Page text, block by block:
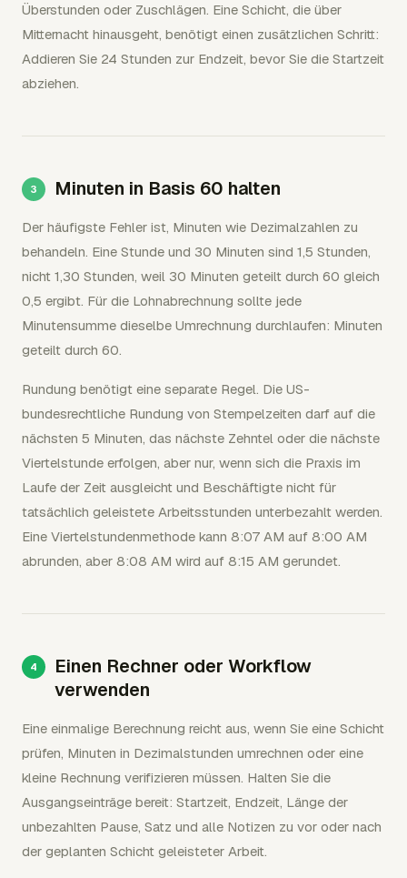
Überstunden oder Zuschlägen. Eine Schicht, die über
Mitternacht hinausgeht, benötigt einen zusätzlichen Schritt:
Addieren Sie 24 Stunden zur Endzeit, bevor Sie die Startzeit
abziehen.
Minuten in Basis 60 halten
Der häufigste Fehler ist, Minuten wie Dezimalzahlen zu
behandeln. Eine Stunde und 30 Minuten sind 1,5 Stunden,
nicht 1,30 Stunden, weil 30 Minuten geteilt durch 60 gleich
0,5 ergibt. Für die Lohnabrechnung sollte jede
Minutensumme dieselbe Umrechnung durchlaufen: Minuten
geteilt durch 60.
Rundung benötigt eine separate Regel. Die US-
bundesrechtliche Rundung von Stempelzeiten darf auf die
nächsten 5 Minuten, das nächste Zehntel oder die nächste
Viertelstunde erfolgen, aber nur, wenn sich die Praxis im
Laufe der Zeit ausgleicht und Beschäftigte nicht für
tatsächlich geleistete Arbeitsstunden unterbezahlt werden.
Eine Viertelstundenmethode kann 8:07 AM auf 8:00 AM
abrunden, aber 8:08 AM wird auf 8:15 AM gerundet.
Einen Rechner oder Workflow
verwenden
Eine einmalige Berechnung reicht aus, wenn Sie eine Schicht
prüfen, Minuten in Dezimalstunden umrechnen oder eine
kleine Rechnung verifizieren müssen. Halten Sie die
Ausgangseinträge bereit: Startzeit, Endzeit, Länge der
unbezahlten Pause, Satz und alle Notizen zu vor oder nach
der geplanten Schicht geleisteter Arbeit.